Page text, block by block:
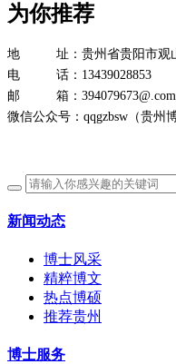
为你推荐
地 址：贵州省贵阳市观山
电 话：13439028853
邮 箱：394079673@.com
微信公众号：qqgzbsw（贵州
新闻动态
博士风采
精粹博文
热点博硕
推荐贵州
博士服务